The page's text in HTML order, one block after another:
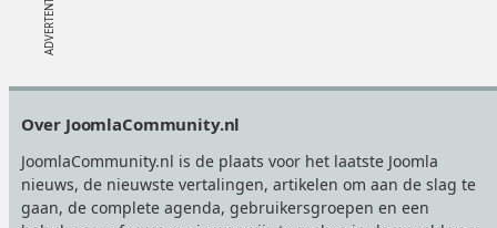
Over JoomlaCommunity.nl
JoomlaCommunity.nl is de plaats voor het laatste Joomla
nieuws, de nieuwste vertalingen, artikelen om aan de slag te
gaan, de complete agenda, gebruikersgroepen en een